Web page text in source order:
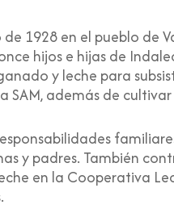
1928 en el pueblo de
hijos e hijas de
y leche para
además de cultivar
y padres. También
en la Cooperativa